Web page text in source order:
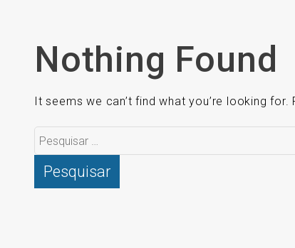
Nothing Found
It seems we can’t find what you’re looking
Pesquisar
por: